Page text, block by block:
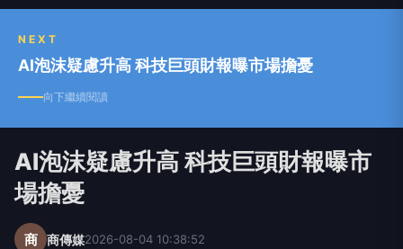
NEXT
AI泡沫疑慮升高 科技巨頭財報曝市場擔憂
向下繼續閱讀
AI泡沫疑慮升高 科技巨頭財報曝市
場擔憂
商 商傳媒2026-08-04 10:38:52